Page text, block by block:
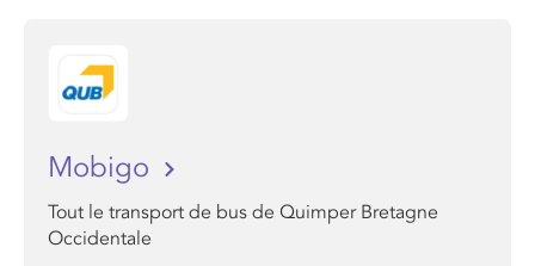
Mobigo
Tout le transport de bus de Quimper Bretagne
Occidentale